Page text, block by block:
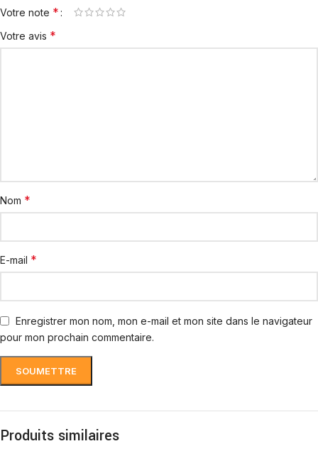
Votre note *
Votre avis *
Nom *
E-mail *
Enregistrer mon nom, mon e-mail et mon site dans le navigateur
pour mon prochain commentaire.
Produits similaires